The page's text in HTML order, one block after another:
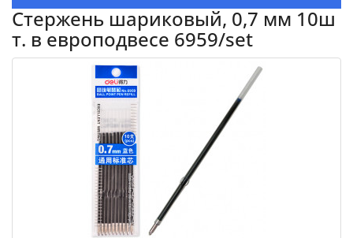
Стержень шариковый, 0,7 мм 10ш
т. в европодвесе 6959/set